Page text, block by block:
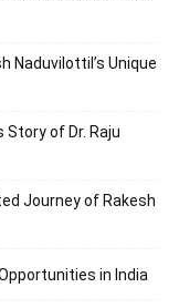
Naduvilottil’s Unique
of Dr. Raju
Journey of Rakesh
in India